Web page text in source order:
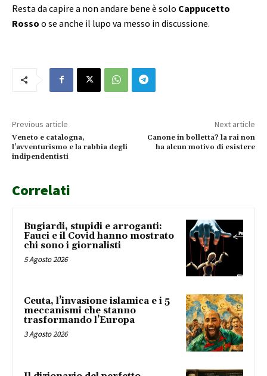
Resta da capire a non andare bene è solo Cappucetto
Rosso o se anche il lupo va messo in discussione.
Previous article
Veneto e catalogna,
l’avventurismo e la rabbia degli
indipendentisti
Next article
Canone in bolletta? la rai non
ha alcun motivo di esistere
Correlati
Bugiardi, stupidi e arroganti:
Fauci e il Covid hanno mostrato
chi sono i giornalisti
5 Agosto 2026
Ceuta, l’invasione islamica e i 5
meccanismi che stanno
trasformando l’Europa
3 Agosto 2026